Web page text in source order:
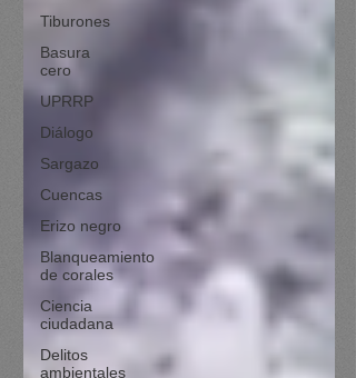
Tiburones
Basura
cero
UPRRP
Diálogo
Sargazo
Cuencas
Erizo negro
Blanqueamiento
de corales
Ciencia
ciudadana
Delitos
ambientales